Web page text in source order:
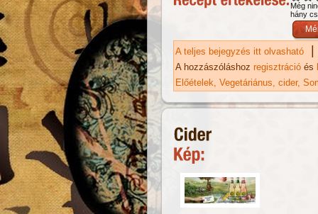
Még
hány
A teljes bejegyzés itt olvasható |
A hozzászóláshoz regisztráció és
Előételek Vegetáriánus cider